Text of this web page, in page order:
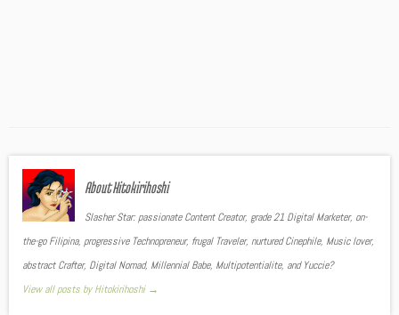
About Hitokirihoshi
Slasher Star: passionate Content Creator, grade 21 Digital Marketer, on-
the-go Filipina, progressive Technopreneur, frugal Traveler, nurtured Cinephile, Music lover,
abstract Crafter, Digital Nomad, Millennial Babe, Multipotentialite, and Yuccie?
View all posts by Hitokirihoshi →